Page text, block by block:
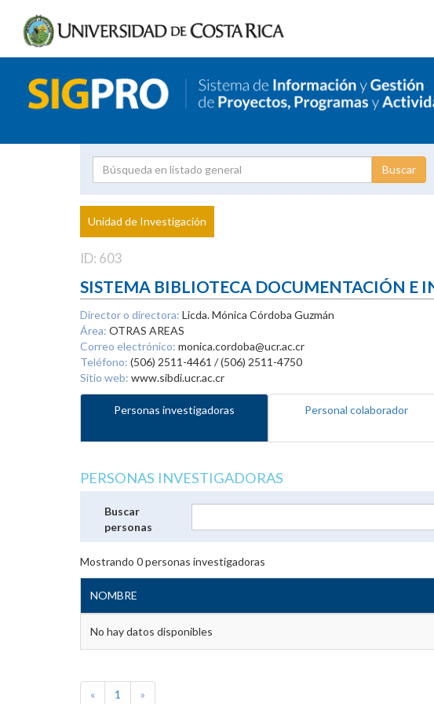
Proyecto
Investigador
Unidad de Investigación
ID: 603
SISTEMA BIBLIOTECA DOCUMENTACIÓN E
Director o directora: Licda. Mónica Córdoba Guzmán
Área: OTRAS AREAS
Correo electrónico: monica.cordoba@ucr.ac.cr
Teléfono: (506) 2511-4461 / (506) 2511-4750
Sitio web: www.sibdi.ucr.ac.cr
Personas investigadoras Personal colaborador
PERSONAS INVESTIGADORAS
Buscar
personas
Mostrando 0personas investigadoras
NOMBRE
No hay datos disponibles
« 1 »